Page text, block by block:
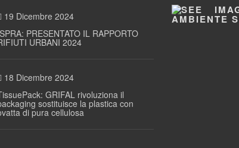
19 Dicembre 2024
PRESENTATO IL RAPPORTO
URBANI 2024
18 Dicembre 2024
GRIFAL rivoluziona il
sostituisce la plastica con
di pura cellulosa